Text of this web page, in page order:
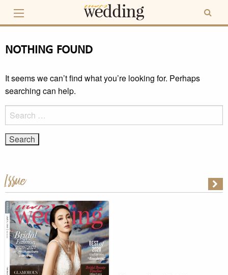
content
NOTHING FOUND
It seems we can’t find what you’re looking for. Perhaps
searching can help.
Search
for:
Issue